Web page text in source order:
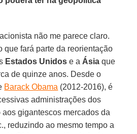
não me parece claro.
que fará parte da reorientação
Estados Unidos e a Ásia que
de quinze anos. Desde o
Barack Obama (2012-2016), é
administrações dos
gigantescos mercados da
reduzindo ao mesmo tempo a